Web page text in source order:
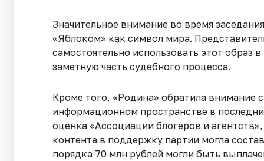
Значительное внимание во время
«Яблоком» как символ мира.
самостоятельно использовать этот образ
заметную часть судебного процесса.
Кроме того, «Родина» обратила внимание
информационном пространстве в
оценка «Ассоциации блогеров и
контента в поддержку партии могла
порядка 70 млн рублей могли быть